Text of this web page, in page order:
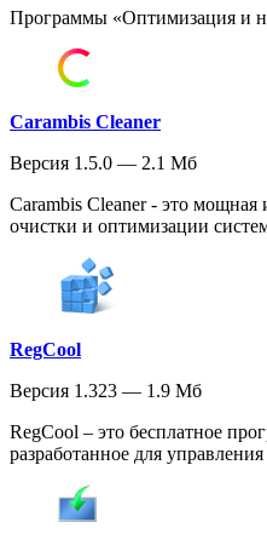
Программы «Оптимизация и
Carambis Cleaner
Версия 1.5.0 — 2.1 Мб
Carambis Cleaner - это
очистки и оптимизации
RegCool
Версия 1.323 — 1.9 Мб
RegCool – это бесплатное
разработанное для